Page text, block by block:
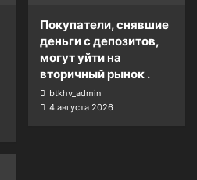
Покупатели, снявшие
деньги с депозитов,
могут уйти на
вторичный рынок .
btkhv_admin
4 августа 2026